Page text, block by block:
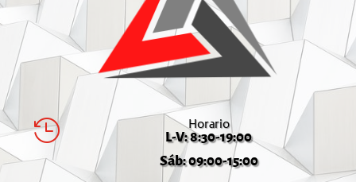
 Horario
L-V: 8:30-19:00
Sáb: 09:00-15:00